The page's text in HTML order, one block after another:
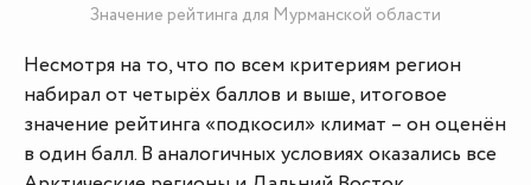
Значение рейтинга для Мурманской области
Несмотря на то, что по всем критериям регион
набирал от четырёх баллов и выше, итоговое
значение рейтинга «подкосил» климат – он оценён
в один балл. В аналогичных условиях оказались все